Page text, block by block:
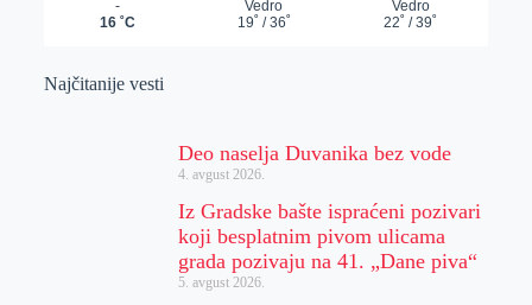
Najčitanije vesti
Deo naselja Duvanika bez vode
4. avgust 2026.
Iz Gradske bašte ispraćeni pozivari
koji besplatnim pivom ulicama
grada pozivaju na 41. „Dane piva“
5. avgust 2026.